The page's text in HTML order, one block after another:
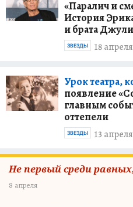
«Паралич и
История
и брата
18 апреля
ЗВЕЗДЫ
Урок театра,
появление
главным
оттепели
13 апреля
ЗВЕЗДЫ
Не первый среди
8 апреля